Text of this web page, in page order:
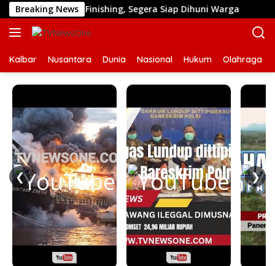
Langsung
ke
konten
Breaking News
Tahap Finishing, Segera Siap Dihuni Warga
Kalbar Nusantara Dunia Nasional Hukum Olahraga
❮ ❯